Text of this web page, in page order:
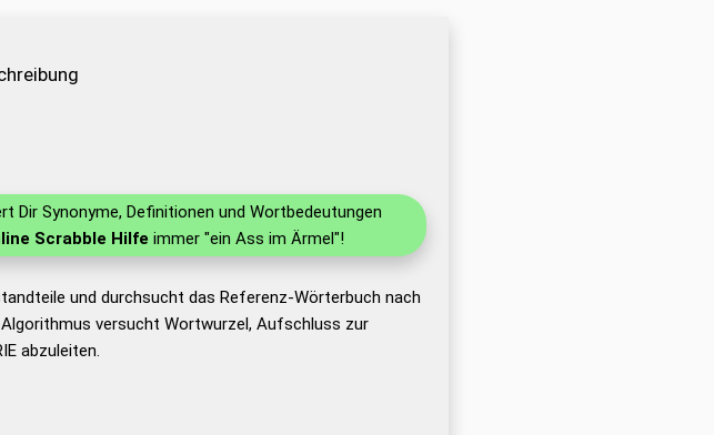
Dir Synonyme, Definitionen und Wortbedeutungen
Scrabble Hilfe immer "ein Ass im Ärmel"!
und durchsucht das Referenz-Wörterbuch nach
versucht Wortwurzel, Aufschluss zur
abzuleiten.